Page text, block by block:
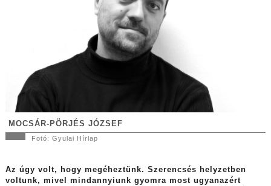
MOCSÁR-PÖRJÉS JÓZSEF
Fotó: Gyulai Hírlap
Az úgy volt, hogy megéheztünk. Szerencsés helyzetben
voltunk, mivel mindannyiunk gyomra most ugyanazért